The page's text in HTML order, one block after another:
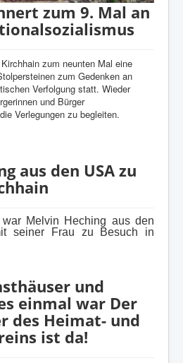
zum 9. Mal an
zum neunten Mal eine
zum Gedenken an
Verfolgung statt. Wieder
und Bürger
Verlegungen zu begleiten.
aus den USA zu
Melvin Heching aus den
seiner Frau zu Besuch in
und
einmal war Der
des Heimat- und
ist da!